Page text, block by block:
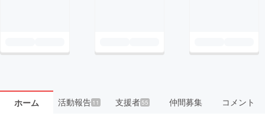
ホーム 活動報告11 支援者55 仲間募集 コメント